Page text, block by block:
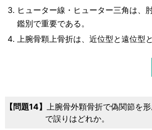
ヒューター線・ヒューター三角は、
鑑別で重要である。
上腕骨顆上骨折は、近位型と遠位型
問題14
上腕骨外顆骨折で偽関節を
で誤りはどれか。